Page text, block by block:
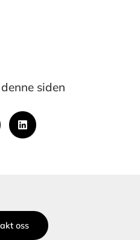
siden
oss